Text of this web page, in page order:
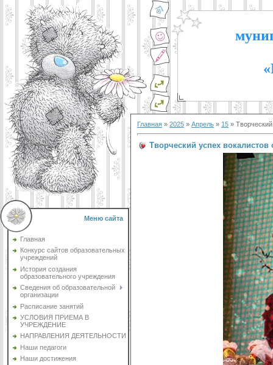
Меню сайта
Главная
Конкурс сайтов образовательных
учреждений
История создания
образовательного учреждения
Сведения об образовательной
организации
Расписание занятий
УСЛОВИЯ ПРИЕМА В
УЧРЕЖДЕНИЕ
НАПРАВЛЕНИЯ ДЕЯТЕЛЬНОСТИ
Наши педагоги
Наши достижения
Главная » 2025 » Апрель » 15 »
Творческий успех